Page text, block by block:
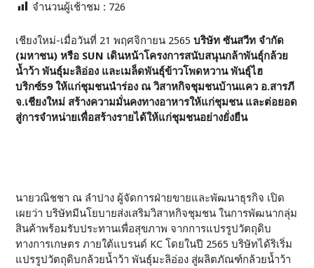
จำนวนผู้เช้าชม : 726
เชียงใหม่-เมื่อวันที่ 21 พฤศจิกายน 2565บริษัท ซันสวีท จำกัด
(มหาชน) หรือ SUN เดินหน้าโครงการสนับสนุนกล้าพันธุ์กล้วย
น้ำว้า พันธุ์มะลิอ่อง และเมล็ดพันธุ์ข้าวโพดหวาน พันธุ์ไฮ
บริกซ์59 ให้แก่ชุมชนนำร่อง ณ วิสาหกิจชุมชนบ้านแคว อ.สารภี
จ.เชียงใหม่ สร้างความมั่นคงทางอาหารให้แก่ชุมชน และต่อยอด
สู่การจำหน่ายเพื่อสร้างรายได้ให้แก่ชุมชนอย่างยั่งยืน
นายวณิชชา ณ ลำปาง ผู้จัดการฝ่ายขายและพัฒนาธุรกิจ เปิด
เผยว่า บริษัทมีนโยบายส่งเสริมวิสาหกิจชุมชน ในการพัฒนากลุ่ม
สินค้าพร้อมรับประทานเพื่อสุขภาพ จากการแปรรูปวัตถุดิบ
ทางการเกษตร ภายใต้แบรนด์ KC โดยในปี 2565 บริษัทได้ริเริ่ม
แปรรูปวัตถุดิบกล้วยน้ำว้า พันธุ์มะลิอ่อง สู่ผลิตภัณฑ์กล้วยน้ำว้า